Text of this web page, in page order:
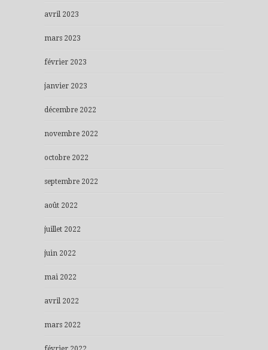
avril 2023
mars 2023
février 2023
janvier 2023
décembre 2022
novembre 2022
octobre 2022
septembre 2022
août 2022
juillet 2022
juin 2022
mai 2022
avril 2022
mars 2022